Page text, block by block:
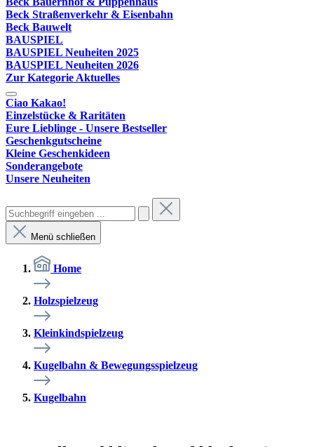
Beck Straßenverkehr & Eisenbahn
Beck Bauwelt
BAUSPIEL
BAUSPIEL Neuheiten 2025
BAUSPIEL Neuheiten 2026
Zur Kategorie Aktuelles
Ciao Kakao!
Einzelstücke & Raritäten
Eure Lieblinge - Unsere Bestseller
Geschenkgutscheine
Kleine Geschenkideen
Sonderangebote
Unsere Neuheiten
Menü schließen
Home
Holzspielzeug
Kleinkindspielzeug
Kugelbahn & Bewegungsspielzeug
Kugelbahn